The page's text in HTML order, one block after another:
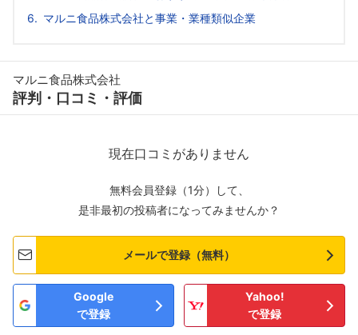
マルニ食品株式会社と事業・業種類似企業
マルニ食品株式会社
評判・口コミ・評価
現在口コミがありません
無料会員登録（1分）して、
是非最初の投稿者になってみませんか？
メールで登録（無料）
Google
で登録
Yahoo!
で登録